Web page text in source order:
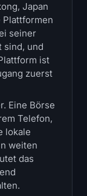
Japan
Plattformen
seiner
sind, und
ist
zuerst
Eine Börse
Telefon,
lokale
weiten
das